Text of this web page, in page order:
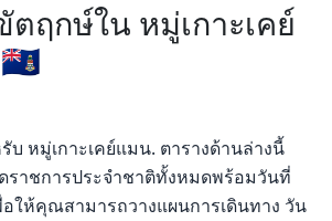
ฤกษ์ใน หมู่เกาะเคย์
บ หมู่เกาะเคย์แมน. ตารางด้านล่างนี้
ราชการประจำชาติทั้งหมดพร้อมวันที่
ให้คุณสามารถวางแผนการเดินทาง วัน